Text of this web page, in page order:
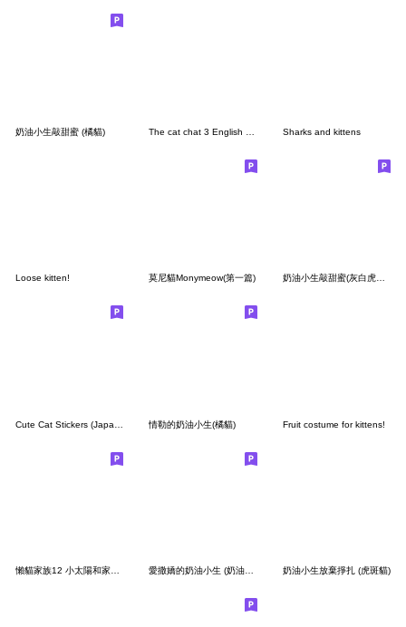
奶油小生敲甜蜜 (橘貓) Sharks and kittens
Loose kitten! 莫尼貓Monymeow(第一篇) 奶油小生敲甜蜜(灰白虎斑貓)
情勒的奶油小生(橘貓) Fruit costume for kittens!
奶油小生放棄掙扎 (虎斑貓)